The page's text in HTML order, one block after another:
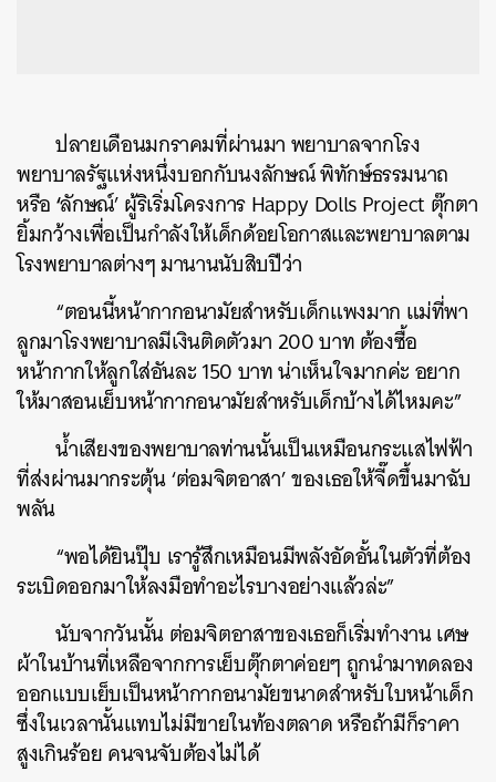
ปลายเดือนมกราคมที่ผ่านมาพยาบาลจากโรง
พยาบาลรัฐแห่งหนึ่งบอกกับนงลักษณ์พิทักษ์ธรรมนาถ
หรือ‘ลักษณ์’ผู้ริเริ่มโครงการHappy DollsProjectตุ๊กตา
ยิ้มกว้างเพื่อเป็นกำลังให้เด็กด้อยโอกาสและพยาบาลตาม
โรงพยาบาลต่างๆมานานนับสิบปีว่า
“ตอนนี้หน้ากากอนามัยสำหรับเด็กแพงมาก แม่ที่พา
ลูกมาโรงพยาบาลมีเงินติดตัวมา 200บาทต้องซื้อ
หน้ากากให้ลูกใส่อันละ150บาทน่าเห็นใจมากค่ะอยาก
ให้มาสอนเย็บหน้ากากอนามัยสำหรับเด็กบ้างได้ไหมคะ”
น้ำเสียงของพยาบาลท่านนั้นเป็นเหมือนกระแสไฟฟ้า
ที่ส่งผ่านมากระตุ้น‘ต่อมจิตอาสา’ของเธอให้จี๊ดขึ้นมาฉับ
พลัน
“พอได้ยินปุ๊บ เรารู้สึกเหมือนมีพลังอัดอั้นในตัวที่ต้อง
ระเบิดออกมาให้ลงมือทำอะไรบางอย่างแล้วล่ะ”
นับจากวันนั้นต่อมจิตอาสาของเธอก็เริ่มทำงานเศษ
ผ้าในบ้านที่เหลือจากการเย็บตุ๊กตาค่อยๆ ถูกนำมาทดลอง
ออกแบบเย็บเป็นหน้ากากอนามัยขนาดสำหรับใบหน้าเด็ก
ซึ่งในเวลานั้นแทบไม่มีขายในท้องตลาดหรือถ้ามีก็ราคา
สูงเกินร้อยคนจนจับต้องไม่ได้